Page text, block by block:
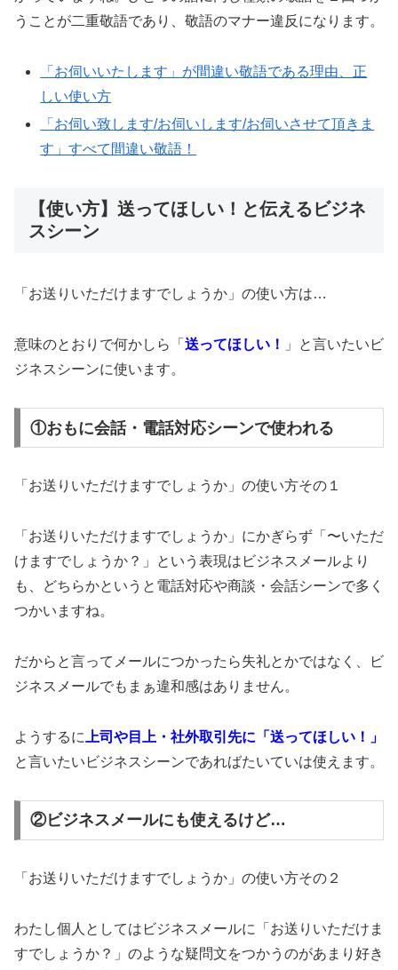
うことが二重敬語であり、敬語のマナー違反になります。
「お伺いいたします」が間違い敬語である理由、正
しい使い方
「お伺い致します/お伺いします/お伺いさせて頂きま
す」すべて間違い敬語！
【使い方】送ってほしい！と伝えるビジネ
スシーン
「お送りいただけますでしょうか」の使い方は…
意味のとおりで何かしら「 送ってほしい！
」と言いたいビ
ジネスシーンに使います。
①おもに会話・電話対応シーンで使われる
「お送りいただけますでしょうか」の使い方その１
「お送りいただけますでしょうか」にかぎらず「〜いただ
けますでしょうか？」という表現はビジネスメールより
も、どちらかというと電話対応や商談・会話シーンで多く
つかいますね。
だからと言ってメールにつかったら失礼とかではなく、ビ
ジネスメールでもまぁ違和感はありません。
ようするに
上司や目上・社外取引先に「送ってほしい！」
と言いたいビジネスシーンであればたいていは使えます。
②ビジネスメールにも使えるけど…
「お送りいただけますでしょうか」の使い方その２
わたし個人としてはビジネスメールに「お送りいただけま
すでしょうか？」のような疑問文をつかうのがあまり好き